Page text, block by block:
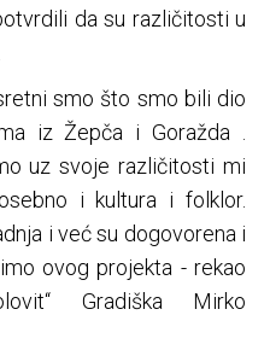
da su različitosti u
smo što smo bili dio
iz Žepča i Goražda .
uz svoje različitosti mi
i kultura i folklor.
i već su dogovorena i
ovog projekta - rekao
Gradiška Mirko